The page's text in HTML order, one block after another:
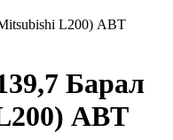
L200) ABT
Барал
ABT